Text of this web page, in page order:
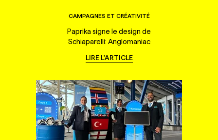
CAMPAGNES ET CRÉATIVITÉ
Paprika signe le design de
Schiaparelli: Anglomaniac
LIRE L'ARTICLE